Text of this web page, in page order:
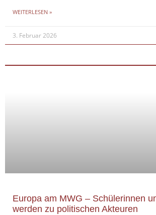
WEITERLESEN »
3. Februar 2026
Europa am MWG – Schülerinnen
werden zu politischen Akteuren